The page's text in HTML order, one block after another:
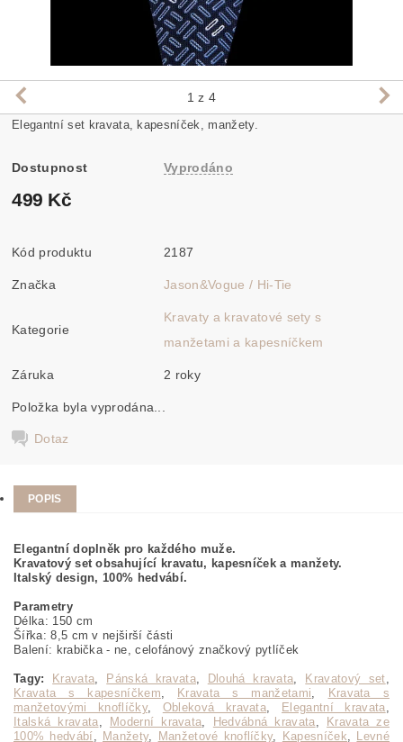
1 z 4
Elegantní set kravata, kapesníček, manžety.
Dostupnost Vyprodáno
499 Kč
Kód produktu 2187
Značka Jason&Vogue / Hi-Tie
Kategorie
Kravaty a kravatové sety s
manžetami a kapesníčkem
Záruka 2 roky
Položka byla vyprodána...
Dotaz
POPIS
Elegantní doplněk pro každého muže.
Kravatový set obsahující kravatu, kapesníček a manžety.
Italský design, 100% hedvábí.
Parametry
Délka: 150 cm
Šířka: 8,5 cm v nejširší části
Balení: krabička - ne, celofánový značkový pytlíček
Tagy: Kravata, Pánská kravata, Dlouhá kravata, Kravatový set,
Kravata s kapesníčkem, Kravata s manžetami,
Kravata s
manžetovými knoflíčky, Obleková kravata, Elegantní kravata,
Italská kravata, Moderní kravata, Hedvábná kravata,
Kravata ze
100% hedvábí, Manžety, Manžetové knoflíčky, Kapesníček, Levné